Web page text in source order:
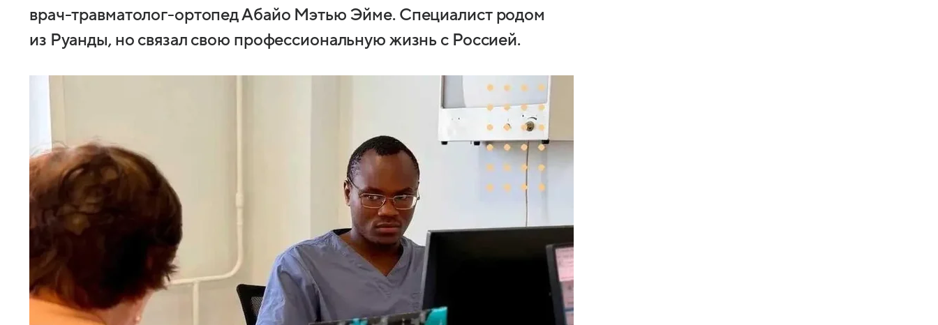
врач-травматолог-ортопед Абайо Мэтью Эйме. Специалист родом
из Руанды, но связал свою профессиональную жизнь с Россией.